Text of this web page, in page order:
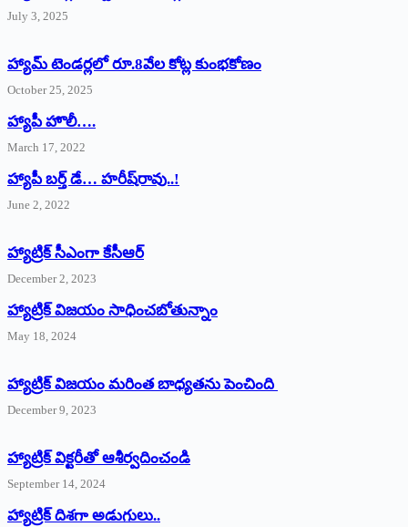
July 3, 2025
హ్యామ్‌ ‌టెండర్లలో రూ.8వేల కోట్ల కుంభకోణం
October 25, 2025
హ్యాపీ హొలీ….
March 17, 2022
హ్యాపీ బర్త్ ‌డే… హరీష్‌రావు..!
June 2, 2022
హ్యాట్రిక్‌ ‌సీఎంగా కేసీఆర్‌
December 2, 2023
హ్యాట్రిక్‌ విజయం సాధించబోతున్నాం
May 18, 2024
హ్యాట్రిక్ విజయం మరింత బాధ్యతను పెంచింది
December 9, 2023
హ్యాట్రిక్‌ ‌విక్టరీతో ఆశీర్వదించండి
September 14, 2024
‌హ్యాట్రిక్‌ ‌దిశగా అడుగులు..